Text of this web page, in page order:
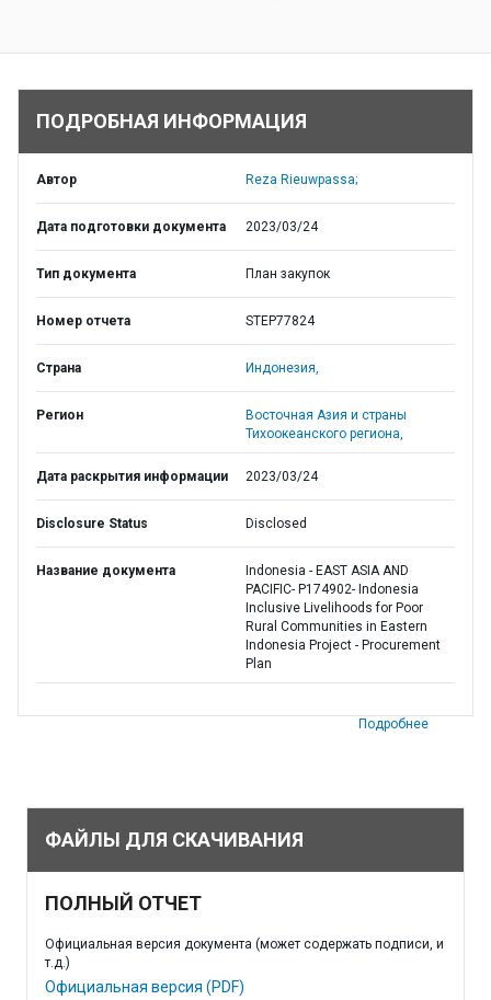
ПОДРОБНАЯ ИНФОРМАЦИЯ
Автор Reza Rieuwpassa;
Дата подготовки документа 2023/03/24
Тип документа План закупок
Номер отчета STEP77824
Страна Индонезия,
Регион
Восточная Азия и страны
Тихоокеанского региона,
Дата раскрытия информации 2023/03/24
Disclosure Status Disclosed
Название документа
Indonesia - EAST ASIA AND
PACIFIC- P174902- Indonesia
Inclusive Livelihoods for Poor
Rural Communities in Eastern
Indonesia Project - Procurement
Plan
Подробнее
ФАЙЛЫ ДЛЯ СКАЧИВАНИЯ
ПОЛНЫЙ ОТЧЕТ
Официальная версия документа (может содержать подписи, и
т.д.)
Официальная версия (PDF)